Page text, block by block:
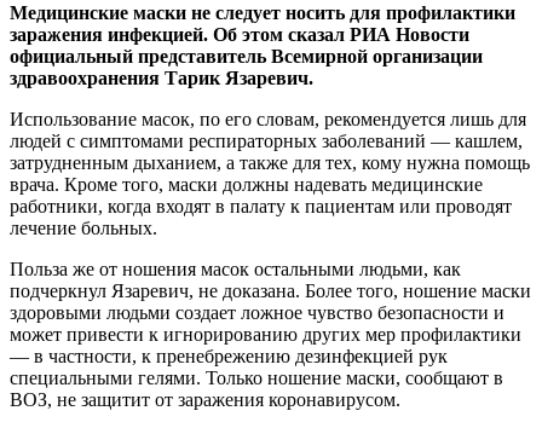
Медицинские маски не следует носить для профилактики
заражения инфекцией. Об этом сказал РИА Новости
официальный представитель Всемирной организации
здравоохранения Тарик Язаревич.
Использование масок, по его словам, рекомендуется лишь для
людей с симптомами респираторных заболеваний — кашлем,
затрудненным дыханием, а также для тех, кому нужна помощь
врача. Кроме того, маски должны надевать медицинские
работники, когда входят в палату к пациентам или проводят
лечение больных.
Польза же от ношения масок остальными людьми, как
подчеркнул Язаревич, не доказана. Более того, ношение маски
здоровыми людьми создает ложное чувство безопасности и
может привести к игнорированию других мер профилактики
— в частности, к пренебрежению дезинфекцией рук
специальными гелями. Только ношение маски, сообщают в
ВОЗ, не защитит от заражения коронавирусом.